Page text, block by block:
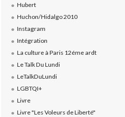
Hubert
Huchon/Hidalgo 2010
Instagram
Intégration
La culture à Paris 12éme ardt
Le Talk Du Lundi
LeTalkDuLundi
LGBTQI+
Livre
Livre "Les Voleurs de Liberté"